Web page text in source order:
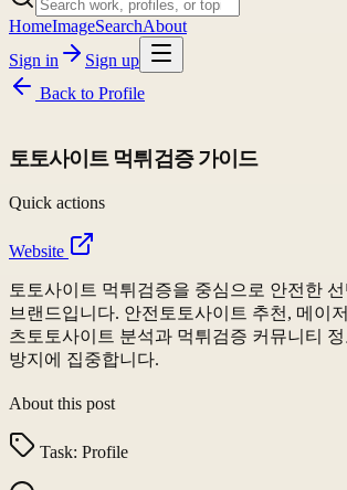
HomeImageSearchAbout
Sign in
Sign up
Back to Profile
토토사이트 먹튀검증 가이드
Quick actions
Website
토토사이트 먹튀검증을 중심으로 안전한
브랜드입니다. 안전토토사이트 추천, 메이
츠토토사이트 분석과 먹튀검증 커뮤니티
방지에 집중합니다.
About this post
Task: Profile